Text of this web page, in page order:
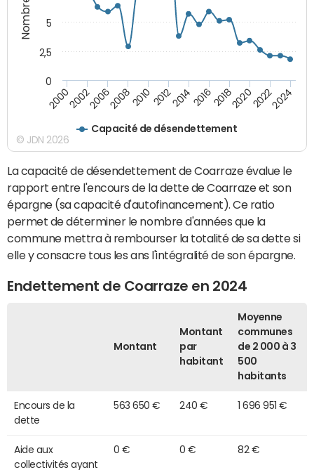
Capacité de désendettement
20002002200620082010 2012201420162018202020222024
0
2,5
5
© JDN 2026
La capacité de désendettement de Coarraze évalue le
rapport entre l'encours de la dette de Coarraze et son
épargne (sa capacité d'autofinancement). Ce ratio
permet de déterminer le nombre d'années que la
commune mettra à rembourser la totalité de sa dette si
elle y consacre tous les ans l'intégralité de son épargne.
Endettement de Coarraze en 2024
Montant
Montant
par
habitant
Moyenne
communes
de 2 000 à 3
500
habitants
Encours de la
dette
563 650 € 240 € 1 696 951 €
Aide aux
collectivités ayant
0 € 0 € 82 €